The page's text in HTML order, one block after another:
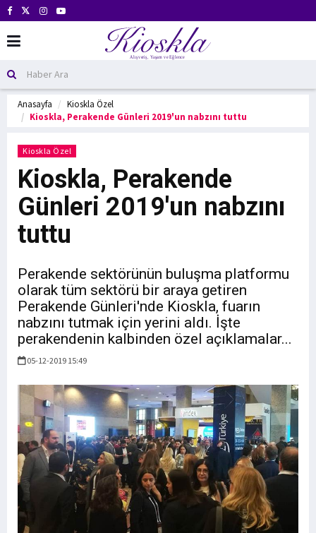
Anasayfa
Kioskla Özel
Kioskla, Perakende Günleri 2019'un nabzını tuttu
Kioskla Özel
Kioskla, Perakende
Günleri 2019'un nabzını
tuttu
Perakende sektörünün buluşma platformu
olarak tüm sektörü bir araya getiren
Perakende Günleri'nde Kioskla, fuarın
nabzını tutmak için yerini aldı. İşte
perakendenin kalbinden özel açıklamalar...
05-12-2019 15:49